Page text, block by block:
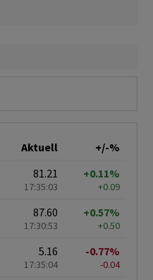
Aktuell
+/-%
81.21
17:35:03
+0.11%
+0.09
87.60
17:30:53
+0.57%
+0.50
5.16
17:35:04
-0.77%
-0.04